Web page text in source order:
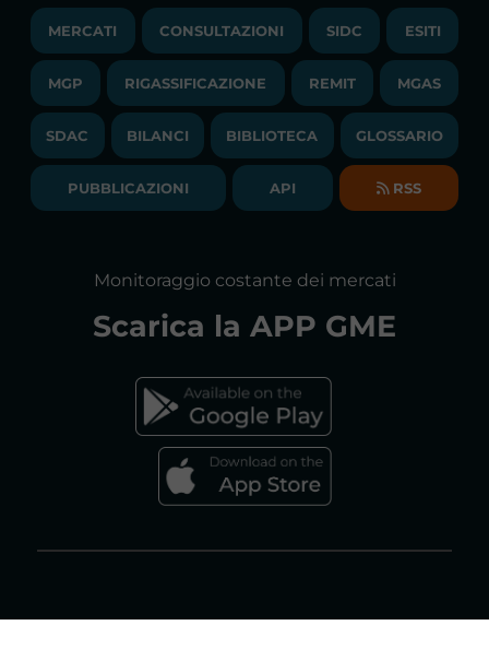
PUBBLICAZIONI
COMUNICATI/NEWS
NEWSLETTER
BILANCI DI ESERCIZIO
LAVORA CON NOI
BANDI DI GARA E CONTRATTI
SOCIETA' TRASPARENTE
TRAYPORT M. ELETTRICO
LIQUIDITY PROVIDERS
BIBLIOTECA
GLOSSARIO
DICHIARAZIONE DI ACCESSIBILITÀ
FAQs MERCATO ELETTRICO
MERCATI CONSULTAZIONI SIDC ESITI
MGP RIGASSIFICAZIONE REMIT MGAS
SDAC BILANCI BIBLIOTECA GLOSSARIO
PUBBLICAZIONI API RSS
Monitoraggio costante dei mercati
Scarica la APP GME